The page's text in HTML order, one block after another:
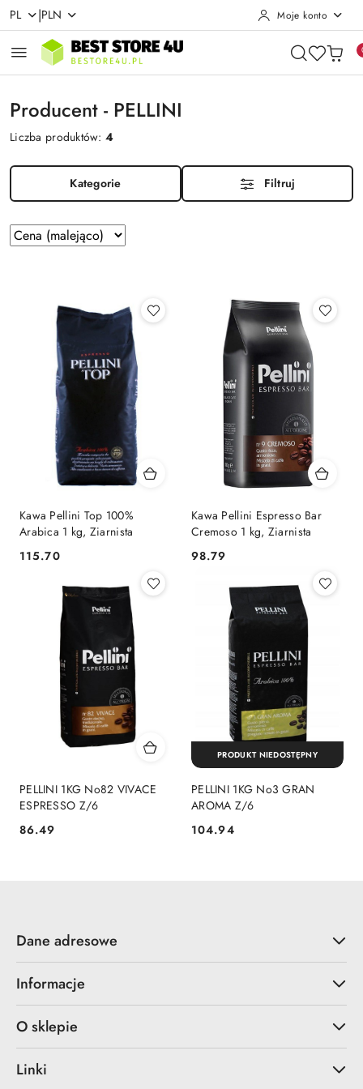
Przejdź do treści głównej
Przejdź do wyszukiwarki
Przejdź do moje konto
Przejdź do menu głównego
Przejdź do stopki
PL |PLN Moje konto
Producent - PELLINI
Liczba produktów:4
Kategorie Filtruj
Zastosowano
sortowanie:
Sortuj
według
Kawa Pellini Top 100%
Arabica 1 kg, Ziarnista
Cena:
115.70
Kawa Pellini Espresso Bar
Cremoso 1 kg, Ziarnista
Cena:
98.79
PELLINI 1KG No82 VIVACE
ESPRESSO Z/6
Cena:
86.49
PELLINI 1KG No3 GRAN
AROMA Z/6
Cena:
104.94
PRODUKT NIEDOSTĘPNY
Dane adresowe
Informacje
O sklepie
Linki